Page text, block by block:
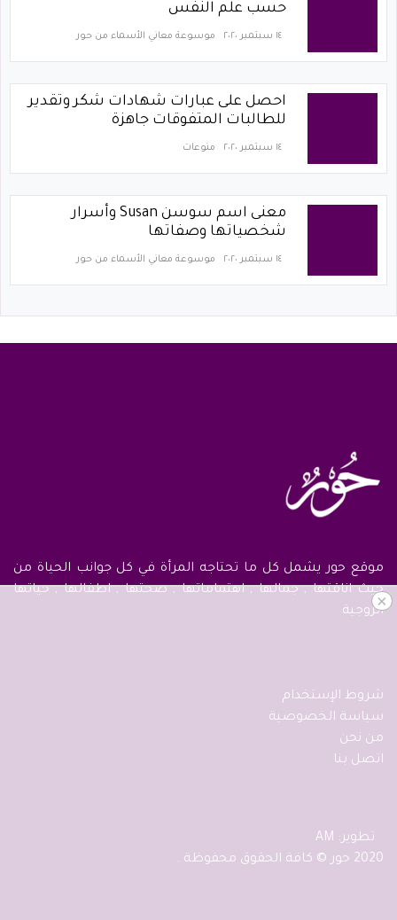
حسب علم النفس
١٤ سبتمبر ٢٠٢٠ موسوعة معاني الأسماء من حور
احصل على عبارات شهادات شكر وتقدير
للطالبات المتفوقات جاهزة
١٤ سبتمبر ٢٠٢٠ منوعات
معنى اسم سوسن Susan وأسرار
شخصياتها وصفاتها
١٤ سبتمبر ٢٠٢٠ موسوعة معاني الأسماء من حور
×
موقع حور يشمل كل ما تحتاجه المرأة في كل جوانب الحياة من
حيث اناقتها , جمالها , اهتماماتها , صحتها , اطفالها , حياتها
الزوجية
شروط الإستخدام
سياسة الخصوصية
من نحن
اتصل بنا
تطوير: AM
2020 حور © كافة الحقوق محفوظة .